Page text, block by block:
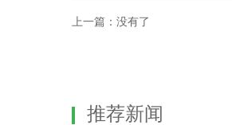
上一篇： 没有了
推荐新闻